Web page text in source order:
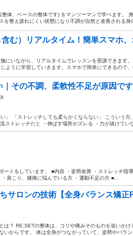
体、ベースの整体です) をマンツーマンで学べます。
を整え疲れにくい状態になり不調が自然と改善される身
む）リアルタイム！簡単スマホ、
にいながら、リアルタイムでレッスンを受講できます
ように学習していきます。スマホで簡単にできるので、
その不調、柔軟性不足が原因です
」 「ストレッチしても柔らかくならない」 こういう方
ストレッチだと ・伸ばす場所がズレる ・力が抜けてい
ートをしています。 ■内容 ・姿勢改善 ・ストレッチ指
肩こり、腰痛に悩んでいる方 ・運動不足の方 ■...
サロンの技術【全身バランス矯正
は？ RE:SETの整体は、コリや痛みそのものを追いかけ
からです。 体は全身がつながっていて、姿勢やバラン